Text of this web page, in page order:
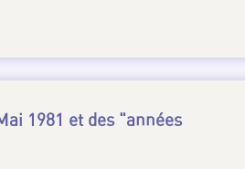
1981 et des "années